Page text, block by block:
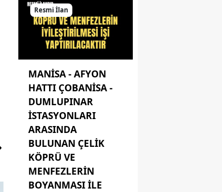
Resmi İlan
MANİSA - AFYON
HATTI ÇOBANİSA -
DUMLUPINAR
İSTASYONLARI
ARASINDA
BULUNAN ÇELİK
KÖPRÜ VE
MENFEZLERİN
BOYANMASI İLE